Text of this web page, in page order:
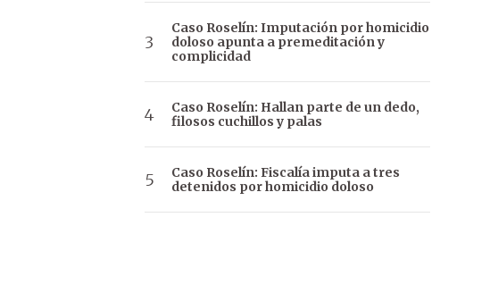
Caso Roselín: Imputación por homicidio
doloso apunta a premeditación y
complicidad
Caso Roselín: Hallan parte de un dedo,
filosos cuchillos y palas
Caso Roselín: Fiscalía imputa a tres
detenidos por homicidio doloso